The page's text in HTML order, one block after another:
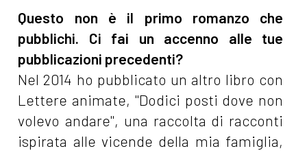
Questo non è il primo romanzo che
pubblichi. Ci fai un accenno alle tue
pubblicazioni precedenti?
Nel 2014 ho pubblicato un altro libro con
Lettere animate, "Dodici posti dove non
volevo andare", una raccolta di racconti
ispirata alle vicende della mia famiglia,